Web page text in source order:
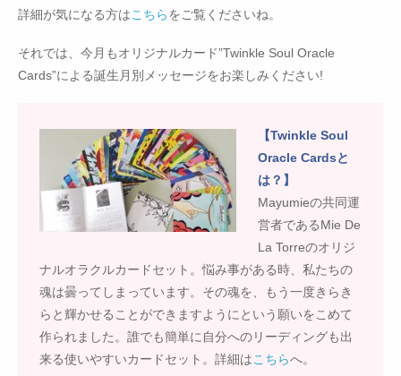
詳細が気になる方はこちらをご覧くださいね。
それでは、今月もオリジナルカード”Twinkle Soul Oracle
Cards”による誕生月別メッセージをお楽しみください!
【Twinkle Soul
Oracle Cardsと
は？】
Mayumieの共同運
営者であるMie De
La Torreのオリジ
ナルオラクルカードセット。悩み事がある時、私たちの
魂は曇ってしまっています。その魂を、もう一度きらき
らと輝かせることができますようにという願いをこめて
作られました。誰でも簡単に自分へのリーディングも出
来る使いやすいカードセット。詳細はこちらへ。